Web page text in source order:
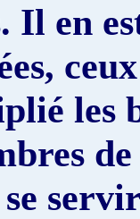
Il en
les